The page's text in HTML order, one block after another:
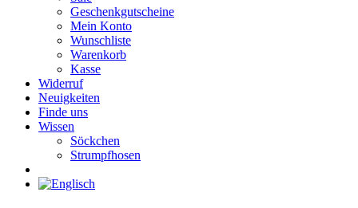
Geschenkgutscheine
Mein Konto
Wunschliste
Warenkorb
Kasse
Widerruf
Neuigkeiten
Finde uns
Wissen
Söckchen
Strumpfhosen